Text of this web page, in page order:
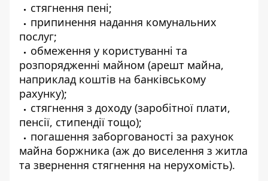
стягнення пені;
припинення надання комунальних
послуг;
обмеження у користуванні та
розпорядженні майном (арешт майна,
наприклад коштів на банківському
рахунку);
стягнення з доходу (заробітної плати,
пенсії, стипендії тощо);
погашення заборгованості за рахунок
майна боржника (аж до виселення з житла
та звернення стягнення на нерухомість).